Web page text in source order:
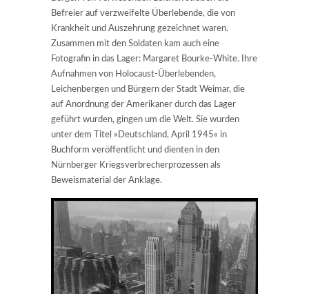
Befreier auf verzweifelte Überlebende, die von
Krankheit und Auszehrung gezeichnet waren.
Zusammen mit den Soldaten kam auch eine
Fotografin in das Lager: Margaret Bourke-White. Ihre
Aufnahmen von Holocaust-Überlebenden,
Leichenbergen und Bürgern der Stadt Weimar, die
auf Anordnung der Amerikaner durch das Lager
geführt wurden, gingen um die Welt. Sie wurden
unter dem Titel »Deutschland, April 1945« in
Buchform veröffentlicht und dienten in den
Nürnberger Kriegsverbrecherprozessen als
Beweismaterial der Anklage.